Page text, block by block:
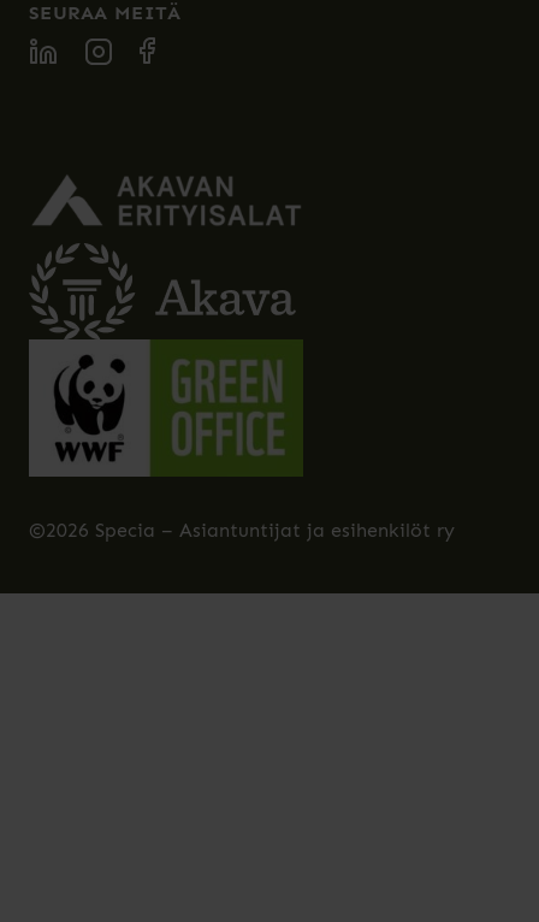
SEURAA MEITÄ
SPECIA LINKEDIN
SPECIA INSTAGRAM
SPECIA FACEBOOK
©2026 Specia – Asiantuntijat ja esihenkilöt ry